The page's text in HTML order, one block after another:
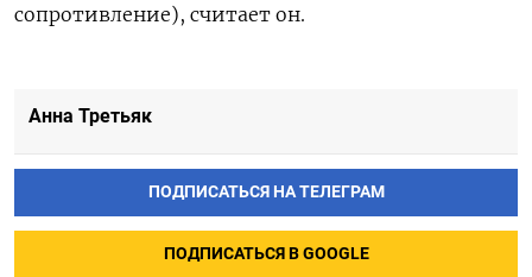
сопротивление), считает он.
Анна Третьяк
ПОДПИСАТЬСЯ НА ТЕЛЕГРАМ
ПОДПИСАТЬСЯ В GOOGLE